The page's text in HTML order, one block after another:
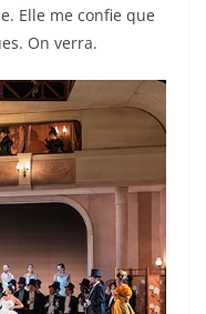
Elle me confie que
On verra.